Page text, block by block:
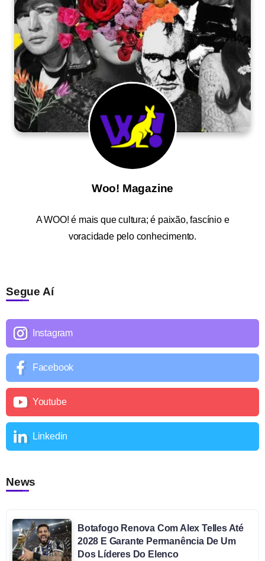
Woo! Magazine
AWOO! é mais que cultura; é paixão, fascínio e
voracidade pelo conhecimento.
Segue Aí
Instagram
Facebook
Youtube
Linkedin
News
Botafogo Renova Com Alex Telles Até
2028 E Garante Permanência De Um
Dos Líderes Do Elenco